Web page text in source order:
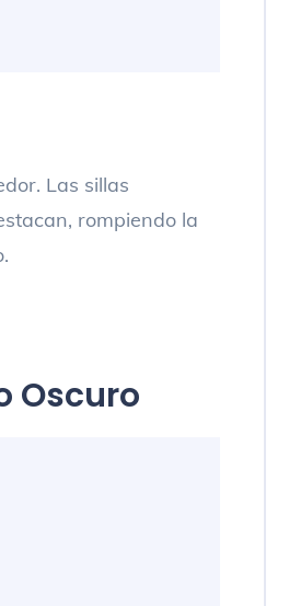
Las sillas
rompiendo la
Oscuro